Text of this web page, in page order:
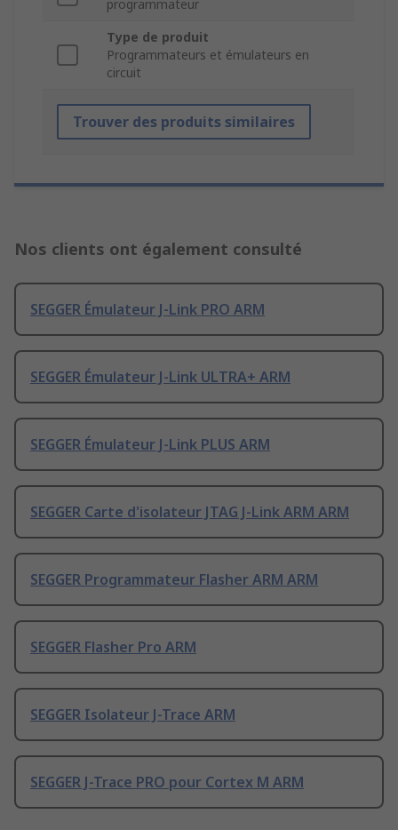
programmateur
Type de produit
Programmateurs et émulateurs en
circuit
Trouver des produits similaires
Nos clients ont également consulté
SEGGER Émulateur J-Link PRO ARM
SEGGER Émulateur J-Link ULTRA+ ARM
SEGGER Émulateur J-Link PLUS ARM
SEGGER Carte d'isolateur JTAG J-Link ARM ARM
SEGGER Programmateur Flasher ARM ARM
SEGGER Flasher Pro ARM
SEGGER Isolateur J-Trace ARM
SEGGER J-Trace PRO pour Cortex M ARM